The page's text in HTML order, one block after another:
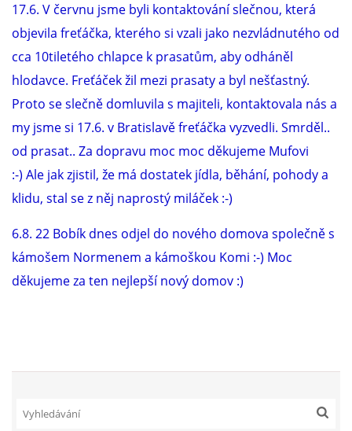
JEDNA ČÍ VÍCE FRETEK?
KASTRACE
PODPORA
HISTORIE 2022
17.6. V červnu jsme byli kontaktování slečnou, která
objevila freťáčka, kterého si vzali jako nezvládnutého od
cca 10tiletého chlapce k prasatům, aby odháněl
hlodavce. Freťáček žil mezi prasaty a byl nešťastný.
Proto se slečně domluvila s majiteli, kontaktovala nás a
my jsme si 17.6. v Bratislavě freťáčka vyzvedli. Smrděl..
od prasat.. Za dopravu moc moc děkujeme Mufovi
:-) Ale jak zjistil, že má dostatek jídla, běhání, pohody a
klidu, stal se z něj naprostý miláček :-)
6.8. 22 Bobík dnes odjel do nového domova společně s
kámošem Normenem a kámoškou Komi :-) Moc
děkujeme za ten nejlepší nový domov :)